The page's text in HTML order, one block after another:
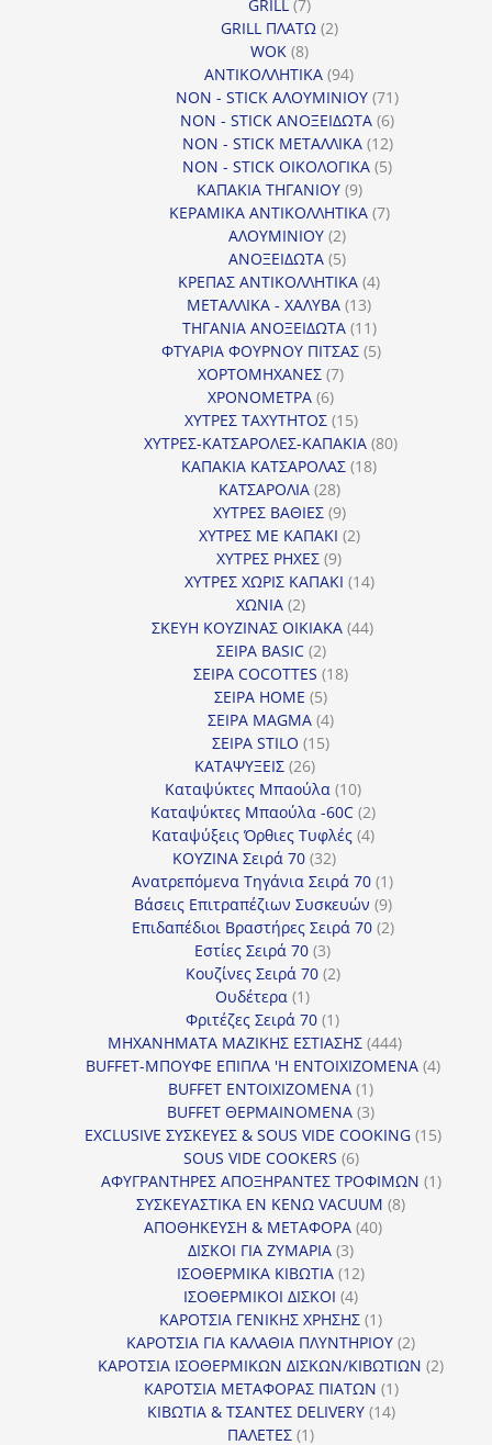
GRILL 7
προϊόντα
GRILL ΠΛΑΤΩ 22
WOK 88
προϊόντα
ΑΝΤΙΚΟΛΛΗΤΙΚΑ 9494
προϊόντα
NON - STICK ΑΛΟΥΜΙΝΙΟΥ 7171
προϊόντα
NON - STICK ΑΝΟΞΕΙΔΩΤΑ 66
προϊόντα
NON - STICK ΜΕΤΑΛΛΙΚΑ 1212
προϊόντα
NON - STICK ΟΙΚΟΛΟΓΙΚΑ 55
ΚΑΠΑΚΙΑ ΤΗΓΑΝΙΟΥ 99
προϊόντα
ΚΕΡΑΜΙΚΑ ΑΝΤΙΚΟΛΛΗΤΙΚΑ 77
ΑΛΟΥΜΙΝΙΟΥ 22
προϊόντα
ΑΝΟΞΕΙΔΩΤΑ 55
προϊόντα
ΚΡΕΠΑΣ ΑΝΤΙΚΟΛΛΗΤΙΚΑ 44
ΜΕΤΑΛΛΙΚΑ - ΧΑΛΥΒΑ 1313
προϊόντα
ΤΗΓΑΝΙΑ ΑΝΟΞΕΙΔΩΤΑ 1111
προϊόντα
ΦΤΥΑΡΙΑ ΦΟΥΡΝΟΥ ΠΙΤΣΑΣ 55
ΧΟΡΤΟΜΗΧΑΝΕΣ 77
ΧΡΟΝΟΜΕΤΡΑ 66
προϊόντα
ΧΥΤΡΕΣ ΤΑΧΥΤΗΤΟΣ 1515
προϊόντα
ΧΥΤΡΕΣ-ΚΑΤΣΑΡΟΛΕΣ-ΚΑΠΑΚΙΑ 8080
ΚΑΠΑΚΙΑ ΚΑΤΣΑΡΟΛΑΣ 1818
ΚΑΤΣΑΡΟΛΙΑ 2828
προϊόντα
ΧΥΤΡΕΣ ΒΑΘΙΕΣ 99
προϊόντα
ΧΥΤΡΕΣ ΜΕ ΚΑΠΑΚΙ 22
ΧΥΤΡΕΣ ΡΗΧΕΣ 99
προϊόντα
ΧΥΤΡΕΣ ΧΩΡΙΣ ΚΑΠΑΚΙ 1414
ΧΩΝΙΑ 22
προϊόντα
ΣΚΕΥΗ ΚΟΥΖΙΝΑΣ ΟΙΚΙΑΚΑ 4444
ΣΕΙΡΑ BASIC 22
προϊόντα
ΣΕΙΡΑ COCOTTES 1818
ΣΕΙΡΑ HOME 55
προϊόντα
ΣΕΙΡΑ MAGMA 44
προϊόντα
ΣΕΙΡΑ STILO 1515
ΚΑΤΑΨΥΞΕΙΣ 2626
προϊόντα
Καταψύκτες Μπαούλα 1010
προϊόντα
Καταψύκτες Μπαούλα -60C 22
προϊόντα
Καταψύξεις Όρθιες Τυφλές 44
ΚΟΥΖΙΝΑ Σειρά 70 3232
προϊόντα
Ανατρεπόμενα Τηγάνια Σειρά 70 11
προϊόν
Βάσεις Επιτραπέζιων Συσκευών 99
προϊόντα
Επιδαπέδιοι Βραστήρες Σειρά 70 22
Εστίες Σειρά 70 33
προϊόντα
Κουζίνες Σειρά 70 22
Ουδέτερα 11
προϊόν
Φριτέζες Σειρά 70 11
προϊόν
ΜΗΧΑΝΗΜΑΤΑ ΜΑΖΙΚΗΣ ΕΣΤΙΑΣΗΣ 444444
προϊόντα
BUFFET-ΜΠΟΥΦΕ ΕΠΙΠΛΑ 'Η ΕΝΤΟΙΧΙΖΟΜΕΝΑ 44
BUFFET ΕΝΤΟΙΧΙΖΟΜΕΝΑ 11
προϊόν
BUFFET ΘΕΡΜΑΙΝΟΜΕΝΑ 33
προϊόντα
EXCLUSIVE ΣΥΣΚΕΥΕΣ & SOUS VIDE COOKING 1515
SOUS VIDE COOKERS 66
προϊόντα
ΑΦΥΓΡΑΝΤΗΡΕΣ ΑΠΟΞΗΡΑΝΤΕΣ ΤΡΟΦΙΜΩΝ 11
ΣΥΣΚΕΥΑΣΤΙΚΑ ΕΝ ΚΕΝΩ VACUUM 88
ΑΠΟΘΗΚΕΥΣΗ & ΜΕΤΑΦΟΡΑ 4040
ΔΙΣΚΟΙ ΓΙΑ ΖΥΜΑΡΙΑ 33
προϊόντα
ΙΣΟΘΕΡΜΙΚΑ ΚΙΒΩΤΙΑ 1212
ΙΣΟΘΕΡΜΙΚΟΙ ΔΙΣΚΟΙ 44
προϊόντα
ΚΑΡΟΤΣΙΑ ΓΕΝΙΚΗΣ ΧΡΗΣΗΣ 11
προϊόν
ΚΑΡΟΤΣΙΑ ΓΙΑ ΚΑΛΑΘΙΑ ΠΛΥΝΤΗΡΙΟΥ 22
προϊόντα
ΚΑΡΟΤΣΙΑ ΙΣΟΘΕΡΜΙΚΩΝ ΔΙΣΚΩΝ/ΚΙΒΩΤΙΩΝ 22
ΚΑΡΟΤΣΙΑ ΜΕΤΑΦΟΡΑΣ ΠΙΑΤΩΝ 11
προϊόν
ΚΙΒΩΤΙΑ & ΤΣΑΝΤΕΣ DELIVERY 1414
ΠΑΛΕΤΕΣ 11